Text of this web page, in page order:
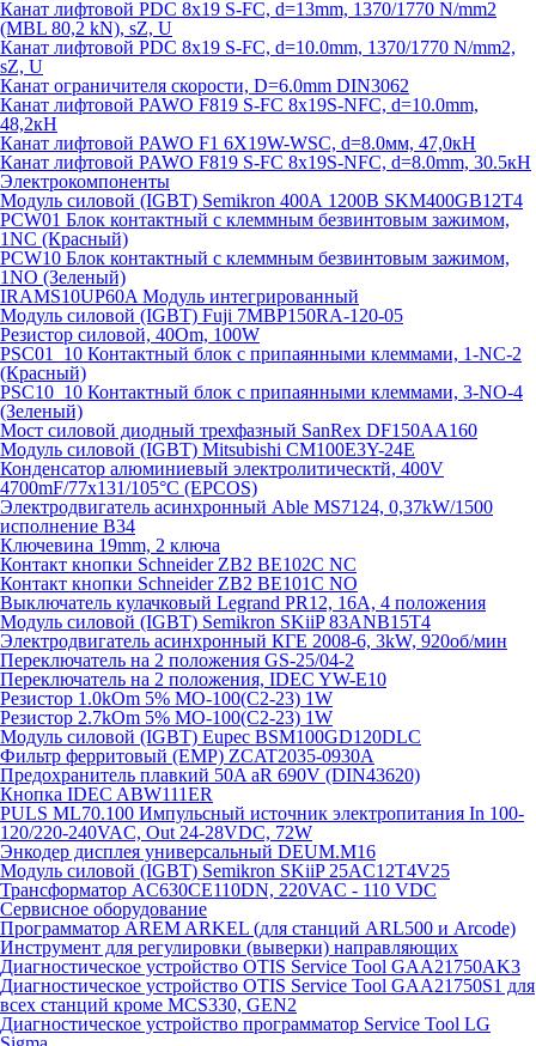
Канат лифтовой PDC 8х19 S-FC, d=13mm, 1370/1770 N/mm2
(MBL 80,2 kN), sZ, U
Канат лифтовой PDC 8x19 S-FC, d=10.0mm, 1370/1770 N/mm2,
sZ, U
Канат ограничителя скорости, D=6.0mm DIN3062
Канат лифтовой PAWO F819 S-FC 8х19S-NFC, d=10.0mm,
48,2кН
Канат лифтовой PAWO F1 6X19W-WSC, d=8.0мм, 47,0кН
Канат лифтовой PAWO F819 S-FC 8х19S-NFC, d=8.0mm, 30.5кН
Электрокомпоненты
Модуль силовой (IGBT) Semikron 400А 1200В SKM400GB12T4
PCW01 Блок контактный с клеммным безвинтовым зажимом,
1NC (Красный)
PCW10 Блок контактный с клеммным безвинтовым зажимом,
1NO (Зеленый)
IRAMS10UP60A Модуль интегрированный
Модуль силовой (IGBT) Fuji 7MBP150RA-120-05
Резистор силовой, 40Om, 100W
PSC01_10 Контактный блок с припаянными клеммами, 1-NC-2
(Красный)
PSC10_10 Контактный блок с припаянными клеммами, 3-NO-4
(Зеленый)
Мост силовой диодный трехфазный SanRex DF150AA160
Модуль силовой (IGBT) Mitsubishi CM100E3Y-24E
Конденсатор алюминиевый электролитическтй, 400V
4700mF/77x131/105°C (EPCOS)
Электродвигатель асинхронный Able MS7124, 0,37kW/1500
исполнение В34
Ключевина 19mm, 2 ключа
Контакт кнопки Schneider ZB2 BE102C NC
Контакт кнопки Schneider ZB2 BE101C NO
Выключатель кулачковый Legrand PR12, 16A, 4 положения
Модуль силовой (IGBT) Semikron SKiiP 83ANB15T4
Электродвигатель асинхронный КГЕ 2008-6, 3kW, 920об/мин
Переключатель на 2 положения GS-25/04-2
Переключатель на 2 положения, IDEC YW-E10
Резистор 1.0kOm 5% МО-100(С2-23) 1W
Резистор 2.7kOm 5% МО-100(С2-23) 1W
Модуль силовой (IGBT) Eupec BSM100GD120DLC
Фильтр ферритовый (EMP) ZCAT2035-0930A
Предохранитель плавкий 50A aR 690V (DIN43620)
Кнопка IDEC ABW111ER
PULS ML70.100 Импульсный источник электропитания In 100-
120/220-240VAC, Out 24-28VDC, 72W
Энкодер дисплея универсальный DEUM.M16
Модуль силовой (IGBT) Semikron SKiiP 25AC12T4V25
Трансформатор AC630CE110DN, 220VAC - 110 VDC
Сервисное оборудование
Программатор AREM ARKEL (для станций ARL500 и Arcode)
Инструмент для регулировки (выверки) направляющих
Диагностическое устройство OTIS Service Tool GAA21750AK3
Диагностическое устройство OTIS Service Tool GAA21750S1 для
всех станций кроме MCS330, GEN2
Диагностическое устройство программатор Service Tool LG